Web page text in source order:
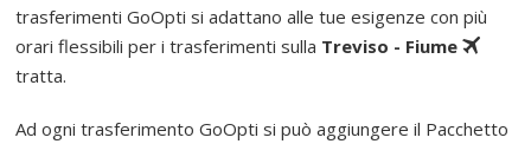
trasferimenti GoOpti si adattano alle tue esigenze con più
orari flessibili per i trasferimenti sulla Treviso - Fiume
tratta.
Ad ogni trasferimento GoOpti si può aggiungere il Pacchetto